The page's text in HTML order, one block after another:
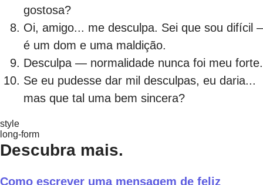
gostosa?
Oi, amigo... me desculpa. Sei que sou difícil –
é um dom e uma maldição.
Desculpa — normalidade nunca foi meu forte.
Se eu pudesse dar mil desculpas, eu daria...
mas que tal uma bem sincera?
style
long-form
Descubra mais.
Como escrever uma mensagem de feliz